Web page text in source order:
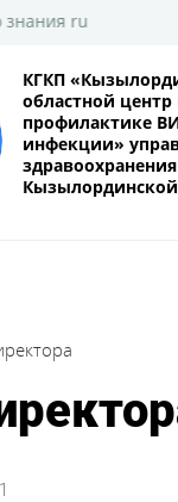
КГКП
областной центр
профилактике
инфекции»
здравоохранения